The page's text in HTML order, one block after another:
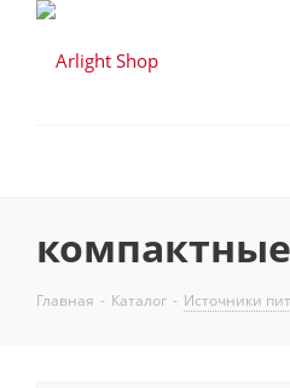
Главная - Каталог - Источники